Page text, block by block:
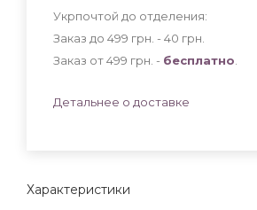
Характеристики
Укрпочтой до отделения:
Заказ до 499 грн. - 40 грн
Заказ от 499 грн. - бесплатно
Детальнее о доставке